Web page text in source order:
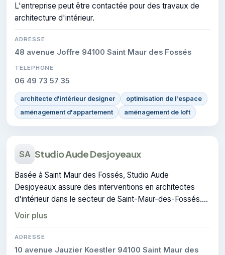
L'entreprise peut être contactée pour des travaux de
architecture d'intérieur.
ADRESSE
48 avenue Joffre 94100 Saint Maur des Fossés
TÉLÉPHONE
06 49 73 57 35
architecte d'intérieur designer
optimisation de l'espace
aménagement d'appartement
aménagement de loft
SA Studio Aude Desjoyeaux
Basée à Saint Maur des Fossés, Studio Aude
Desjoyeaux assure des interventions en architectes
d'intérieur dans le secteur de Saint-Maur-des-Fossés.
L'entreprise dispose de la certification CERTIFIE.
Voir plus
ADRESSE
10 avenue Jauzier Koestler 94100 Saint Maur des